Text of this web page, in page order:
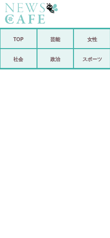
TOP 芸能 女性
社会 政治 スポーツ